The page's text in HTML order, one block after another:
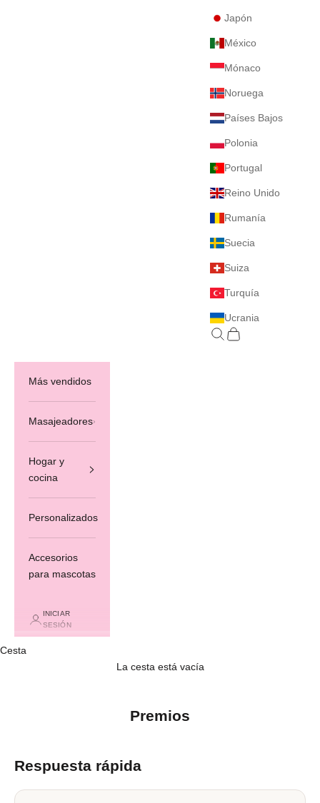
Japón
México
Mónaco
Noruega
Países Bajos
Polonia
Portugal
Reino Unido
Rumanía
Suecia
Suiza
Turquía
Ucrania
Buscar
Cesta
Más vendidos
Masajeadores
Hogar y
cocina
Personalizados
Accesorios
para mascotas
INICIAR
SESIÓN
Cesta
La cesta está vacía
Premios
Respuesta rápida